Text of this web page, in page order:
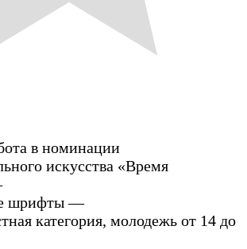
в номинации
искусства «Время
шрифты —
категория, молодежь от 14 до